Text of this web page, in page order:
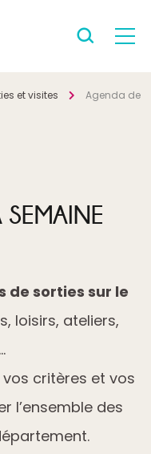
et visites Agenda de
de sorties sur le
loisirs, ateliers,
critères et vos
l’ensemble des